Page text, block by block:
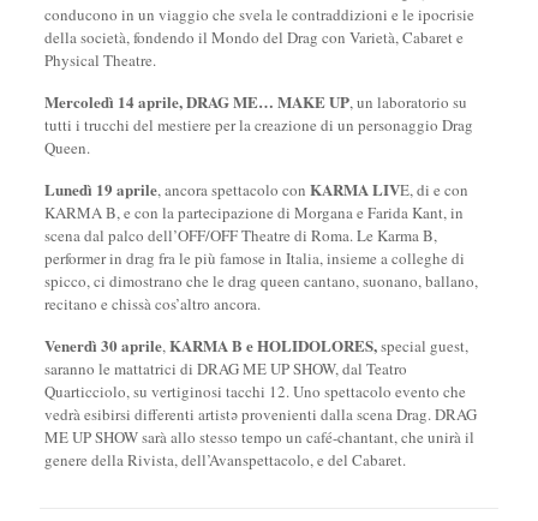
conducono in un viaggio che svela le contraddizioni e le ipocrisie
della società, fondendo il Mondo del Drag con Varietà, Cabaret e
Physical Theatre.
Mercoledì 14 aprile, DRAG ME… MAKE UP, un laboratorio su
tutti i trucchi del mestiere per la creazione di un personaggio Drag
Queen.
Lunedì 19 aprile, ancora spettacolo con KARMA LIVE, di e con
KARMA B, e con la partecipazione di Morgana e Farida Kant, in
scena dal palco dell’OFF/OFF Theatre di Roma. Le Karma B,
performer in drag fra le più famose in Italia, insieme a colleghe di
spicco, ci dimostrano che le drag queen cantano, suonano, ballano,
recitano e chissà cos’altro ancora.
Venerdì 30 aprile,KARMA B e HOLIDOLORES,special guest,
saranno le mattatrici di DRAG ME UP SHOW, dal Teatro
Quarticciolo, su vertiginosi tacchi 12. Uno spettacolo evento che
vedrà esibirsi differenti artistə provenienti dalla scena Drag. DRAG
ME UP SHOW sarà allo stesso tempo un café-chantant, che unirà il
genere della Rivista, dell’Avanspettacolo, e del Cabaret.